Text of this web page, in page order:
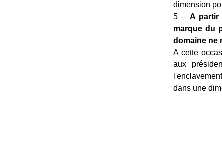
dimension
5 – A partir
marque du
domaine ne
A cette
aux
dans une